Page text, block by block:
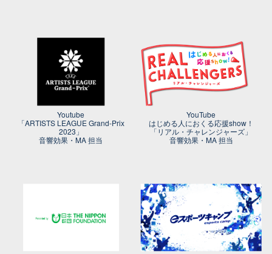
Youtube
「ARTISTS LEAGUE Grand-Prix
2023」
音響効果・MA 担当
YouTube
はじめる人におくる応援show！
「リアル・チャレンジャーズ」
音響効果・MA 担当